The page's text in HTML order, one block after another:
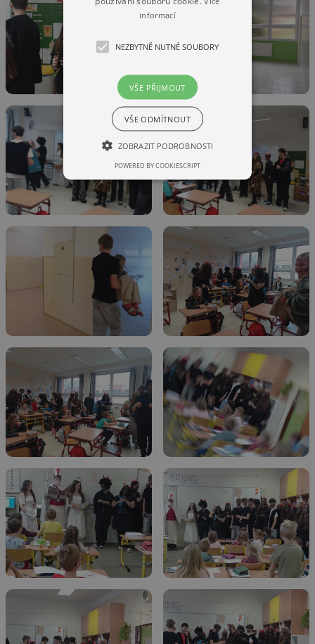
informací
NEZBYTNĚ NUTNÉ SOUBORY
VŠE PŘIJMOUT
VŠE ODMÍTNOUT
ZOBRAZIT PODROBNOSTI
POWERED BY COOKIESCRIPT